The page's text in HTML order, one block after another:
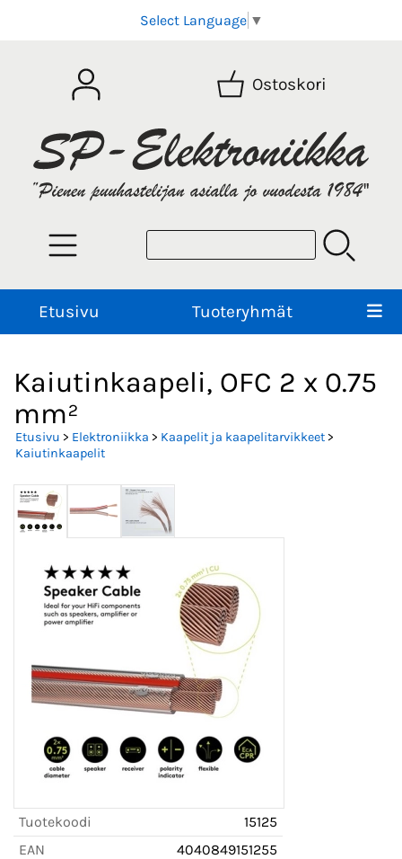
Select Language ▼
Ostoskori
Etusivu Tuoteryhmät
Kaiutinkaapeli, OFC 2 x 0.75
mm²
Etusivu > Elektroniikka > Kaapelit ja kaapelitarvikkeet>
Kaiutinkaapelit
Tuotekoodi
15125
EAN
4040849151255